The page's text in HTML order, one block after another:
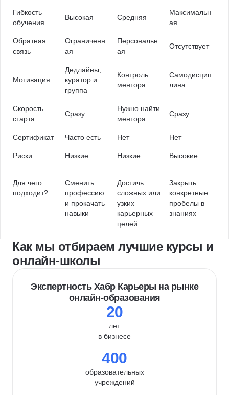
Гибкость
обучения
Высокая Средняя
Максимальн
ая
Обратная
связь
Ограниченн
ая
Персональн
ая
Отсутствует
Мотивация
Дедлайны,
куратор и
группа
Контроль
ментора
Самодисцип
лина
Скорость
старта
Сразу
Нужно найти
ментора
Сразу
Сертификат Часто есть Нет Нет
Риски Низкие Низкие Высокие
Для чего
подходит?
Сменить
профессию
и прокачать
навыки
Достичь
сложных или
узких
карьерных
целей
Закрыть
конкретные
пробелы в
знаниях
Как мы отбираем лучшие курсы и
онлайн-школы
Экспертность Хабр Карьеры на рынке
онлайн-образования
20
лет
в бизнесе
400
образовательных
учреждений